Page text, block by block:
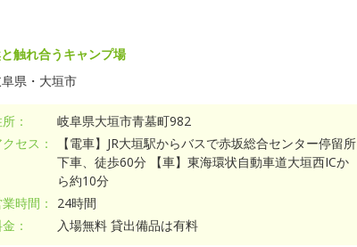
触れ合うキャンプ場
県・大垣市
：
岐阜県大垣市青墓町982
セス：
【電車】JR大垣駅からバスで赤坂総合センター停留所
下車、徒歩60分 【車】東海環状自動車道大垣西ICか
ら約10分
時間：
24時間
：
入場無料 貸出備品は有料